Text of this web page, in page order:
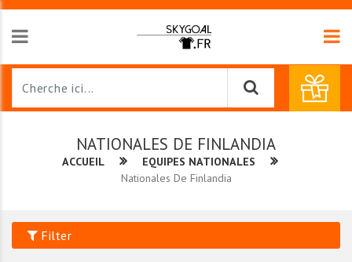
NATIONALES DE FINLANDIA
ACCUEIL
EQUIPES NATIONALES
Nationales De Finlandia
Filter